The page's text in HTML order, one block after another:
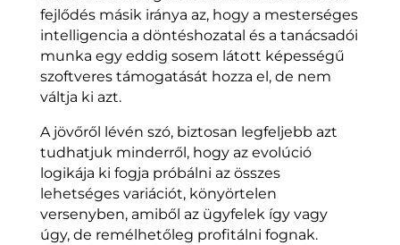
fejlődés másik iránya az, hogy a mesterséges
intelligencia a döntéshozatal és a tanácsadói
munka egy eddig sosem látott képességű
szoftveres támogatását hozza el, de nem
váltja ki azt.
A jövőről lévén szó, biztosan legfeljebb azt
tudhatjuk minderről, hogy az evolúció
logikája ki fogja próbálni az összes
lehetséges variációt, könyörtelen
versenyben, amiből az ügyfelek így vagy
úgy, de remélhetőleg profitálni fognak.